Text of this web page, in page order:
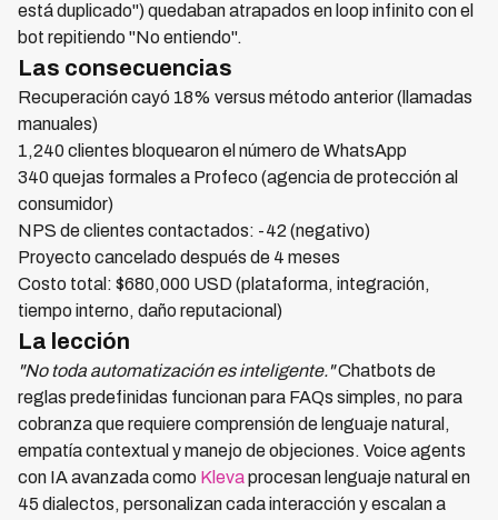
está duplicado") quedaban atrapados en loop infinito con el
bot repitiendo "No entiendo".
Las consecuencias
Recuperación cayó 18% versus método anterior (llamadas
manuales)
1,240 clientes bloquearon el número de WhatsApp
340 quejas formales a Profeco (agencia de protección al
consumidor)
NPS de clientes contactados: -42 (negativo)
Proyecto cancelado después de 4 meses
Costo total: $680,000 USD (plataforma, integración,
tiempo interno, daño reputacional)
La lección
"No toda automatización es inteligente."Chatbots de
reglas predefinidas funcionan para FAQs simples, no para
cobranza que requiere comprensión de lenguaje natural,
empatía contextual y manejo de objeciones. Voice agents
con IA avanzada como Klevaprocesan lenguaje natural en
45 dialectos, personalizan cada interacción y escalan a